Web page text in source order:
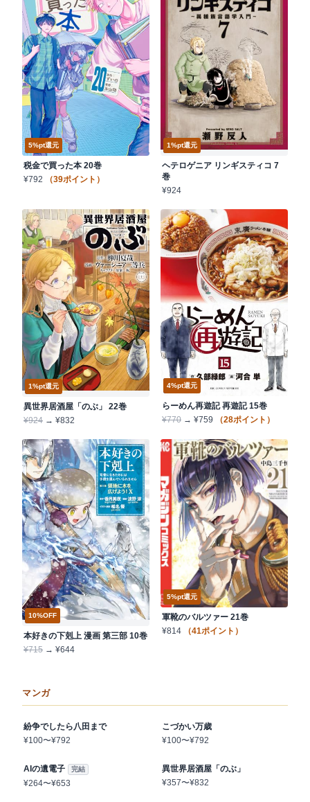
8/6発売
5%pt還元
税金で買った本 20巻
¥792
（39ポイント）
8/4発売
1%pt還元
ヘテロゲニア リンギスティコ 7
巻
¥924
8/4発売
1%pt還元
異世界居酒屋「のぶ」 22巻
¥924 → ¥832
7/30発売
4%pt還元
らーめん再遊記 再遊記 15巻
¥770 → ¥759 （28ポイント）
7/15発売
10%OFF
本好きの下剋上 漫画 第三部 10巻
¥715 → ¥644
7/9発売
5%pt還元
軍靴のバルツァー 21巻
¥814
（41ポイント）
マンガ
1〜88%OFF
紛争でしたら八田まで
¥100〜¥792
1〜88%OFF
こづかい万歳
¥100〜¥792
AIの遺電子 完結
¥264〜¥653
異世界居酒屋「のぶ」
¥357〜¥832